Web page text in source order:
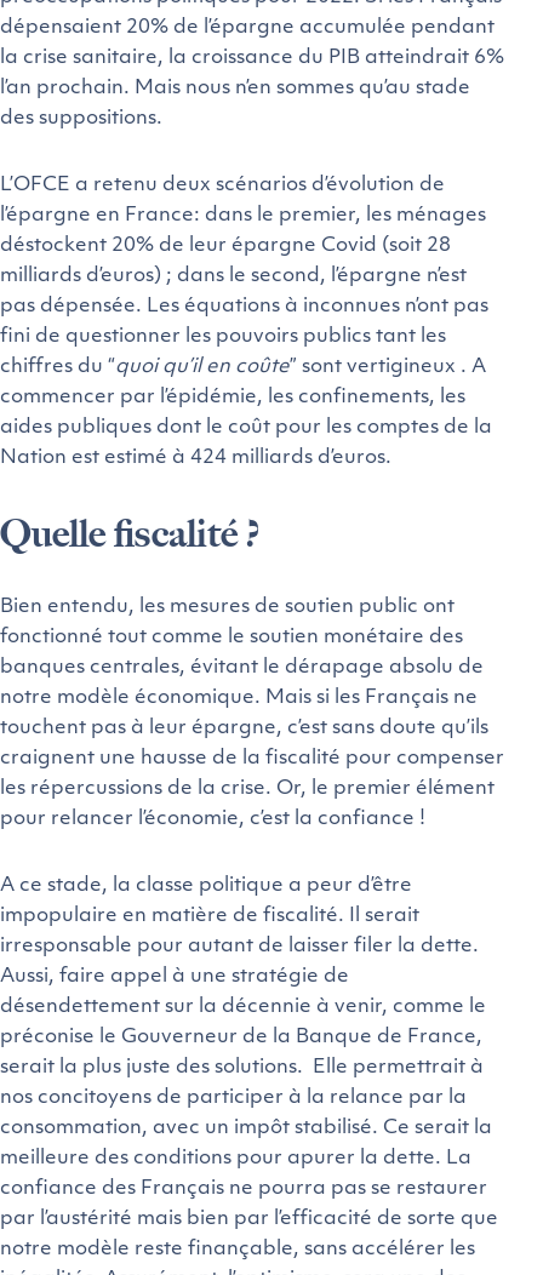
dépensaient 20% de l’épargne accumulée pendant
la crise sanitaire, la croissance du PIB atteindrait 6%
l’an prochain. Mais nous n’en sommes qu’au stade
des suppositions.
L’OFCE a retenu deux scénarios d’évolution de
l’épargne en France: dans le premier, les ménages
déstockent 20% de leur épargne Covid (soit 28
milliards d’euros) ; dans le second, l’épargne n’est
pas dépensée. Les équations à inconnues n’ont pas
fini de questionner les pouvoirs publics tant les
chiffres du “quoi qu’il en coûte” sont vertigineux . A
commencer par l’épidémie, les confinements, les
aides publiques dont le coût pour les comptes de la
Nation est estimé à 424 milliards d’euros.
Quelle fiscalité ?
Bien entendu, les mesures de soutien public ont
fonctionné tout comme le soutien monétaire des
banques centrales, évitant le dérapage absolu de
notre modèle économique. Mais si les Français ne
touchent pas à leur épargne, c’est sans doute qu’ils
craignent une hausse de la fiscalité pour compenser
les répercussions de la crise. Or, le premier élément
pour relancer l’économie, c’est la confiance !
A ce stade, la classe politique a peur d’être
impopulaire en matière de fiscalité. Il serait
irresponsable pour autant de laisser filer la dette.
Aussi, faire appel à une stratégie de
désendettement sur la décennie à venir, comme le
préconise le Gouverneur de la Banque de France,
serait la plus juste des solutions. Elle permettrait à
nos concitoyens de participer à la relance par la
consommation, avec un impôt stabilisé. Ce serait la
meilleure des conditions pour apurer la dette. La
confiance des Français ne pourra pas se restaurer
par l’austérité mais bien par l’efficacité de sorte que
notre modèle reste finançable, sans accélérer les